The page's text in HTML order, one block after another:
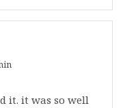
it. it was so well